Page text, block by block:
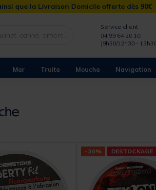
que la Livraison Domicile offerte dès 90€
Service client
04 99 64 20 10
(9h30/12h30 -
Mer Truite Mouche Navigation
-30% DESTOCKAGE